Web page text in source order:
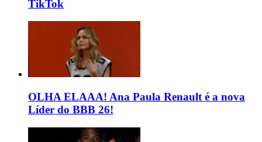
TikTok
OLHA ELAAA! Ana Paula Renault é a nova
Líder do BBB 26!